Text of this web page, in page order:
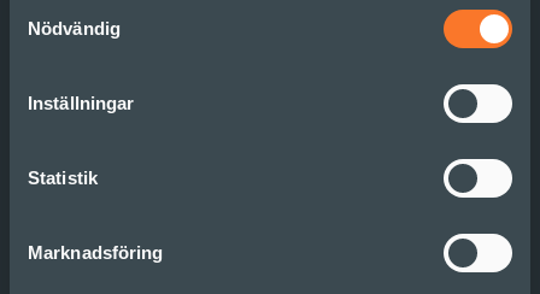
Nödvändig
Inställningar
Statistik
Marknadsföring